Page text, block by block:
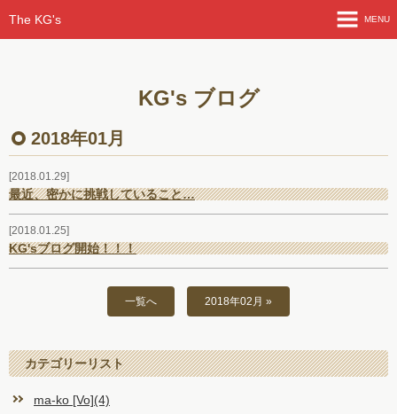
The KG's MENU
よも山ばなし
KG'sブログ
メンバー紹介
フォトアルバム
KG's ブログ
2018年01月
2018.01.29
最近、密かに挑戦していること…
2018.01.25
KG'sブログ開始！！！
一覧へ 2018年02月 »
カテゴリーリスト
ma-ko [Vo](4)